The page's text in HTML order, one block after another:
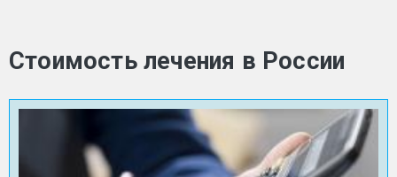
Стоимость лечения в России